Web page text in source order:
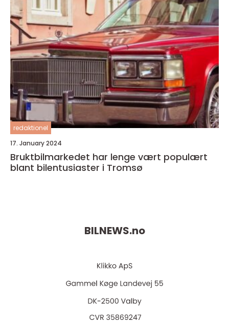
redaktionel
17. January 2024
Bruktbilmarkedet har lenge vært populært
blant bilentusiaster i Tromsø
BILNEWS.no